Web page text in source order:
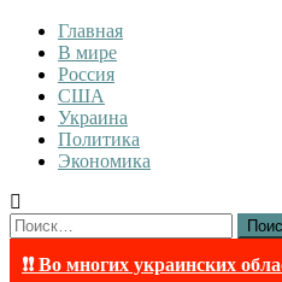
Главная
В мире
Россия
США
Украина
Политика
Экономика
Найти:
❗❗ Во многих украинских